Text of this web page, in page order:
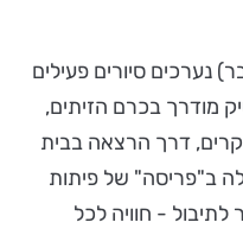
סיורים פעילים
מודרך בכרם הזיתים,
דרך הרצאה בבית
ב"פריסה" של פיתות
- חוויה לכל